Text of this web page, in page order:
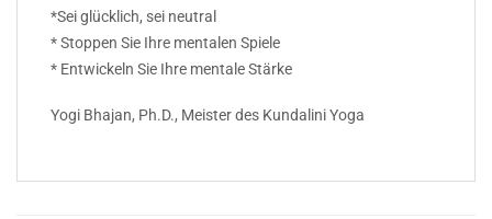
*Sei glücklich, sei neutral
* Stoppen Sie Ihre mentalen Spiele
* Entwickeln Sie Ihre mentale Stärke
Yogi Bhajan, Ph.D., Meister des Kundalini Yoga